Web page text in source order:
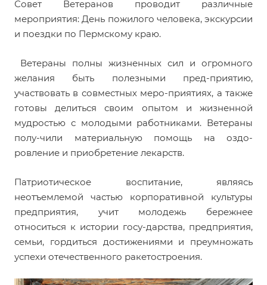
Совет Ветеранов проводит различные
мероприятия: День пожилого человека, экскурсии
и поездки по Пермскому краю.
Ветераны полны жизненных сил и огромного
желания быть полезными пред-приятию,
участвовать в совместных меро-приятиях, а также
готовы делиться своим опытом и жизненной
мудростью с молодыми работниками. Ветераны
полу-чили материальную помощь на оздо-
ровление и приобретение лекарств.
Патриотическое воспитание, являясь
неотъемлемой частью корпоративной культуры
предприятия, учит молодежь бережнее
относиться к истории госу-дарства, предприятия,
семьи, гордиться достижениями и преумножать
успехи отечественного ракетостроения.